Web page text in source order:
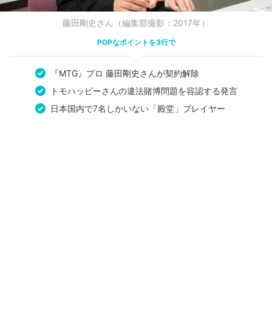
藤田剛史さん（編集部撮影：2017年）
POPなポイントを3行で
『MTG』プロ 藤田剛史さんが契約解除
トモハッピーさんの違法賭博問題を容認する発言
日本国内で7名しかいない「殿堂」プレイヤー